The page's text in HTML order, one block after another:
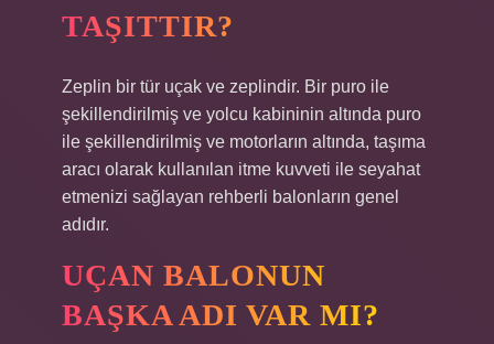
TAŞITTIR?
Zeplin bir tür uçak ve zeplindir. Bir puro ile
şekillendirilmiş ve yolcu kabininin altında puro
ile şekillendirilmiş ve motorların altında, taşıma
aracı olarak kullanılan itme kuvveti ile seyahat
etmenizi sağlayan rehberli balonların genel
adıdır.
UÇAN BALONUN
BAŞKA ADI VAR MI?